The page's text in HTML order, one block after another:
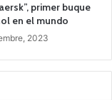
primer buque
en el mundo
2023